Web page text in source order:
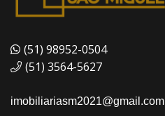
(51) 98952-0504
(51) 3564-5627
imobiliariasm2021@gmail.com